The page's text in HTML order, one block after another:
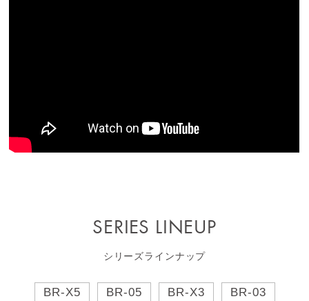
SERIES LINEUP
シリーズラインナップ
BR-X5 BR-05 BR-X3 BR-03